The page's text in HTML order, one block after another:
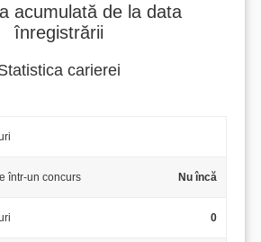
acumulată de la data
înregistrării
carierei
într-un concurs Nu încă
0